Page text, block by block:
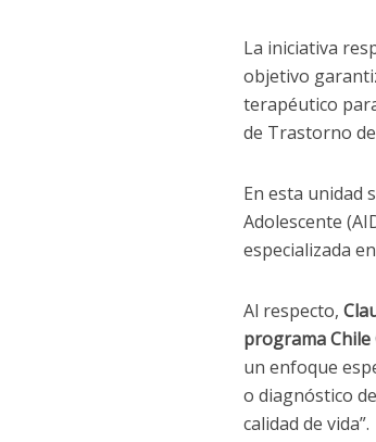
La iniciativa
objetivo
terapéutico
de Trastorno
En esta unidad
Adolescente
especializada
Al respecto,
programa Chile
un enfoque
o diagnóstico
calidad de vida”.